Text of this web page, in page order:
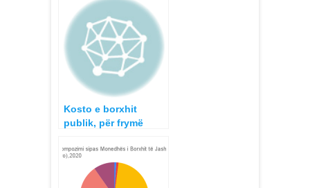
Kosto e borxhit
publik, për frymë